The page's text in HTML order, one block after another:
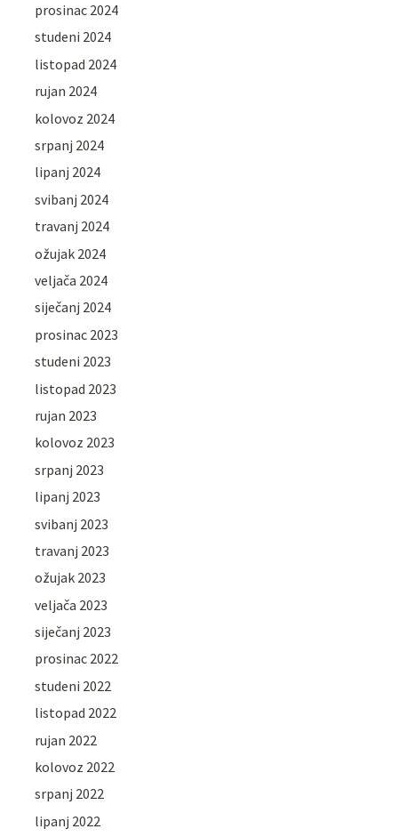
prosinac 2024
studeni 2024
listopad 2024
rujan 2024
kolovoz 2024
srpanj 2024
lipanj 2024
svibanj 2024
travanj 2024
ožujak 2024
veljača 2024
siječanj 2024
prosinac 2023
studeni 2023
listopad 2023
rujan 2023
kolovoz 2023
srpanj 2023
lipanj 2023
svibanj 2023
travanj 2023
ožujak 2023
veljača 2023
siječanj 2023
prosinac 2022
studeni 2022
listopad 2022
rujan 2022
kolovoz 2022
srpanj 2022
lipanj 2022